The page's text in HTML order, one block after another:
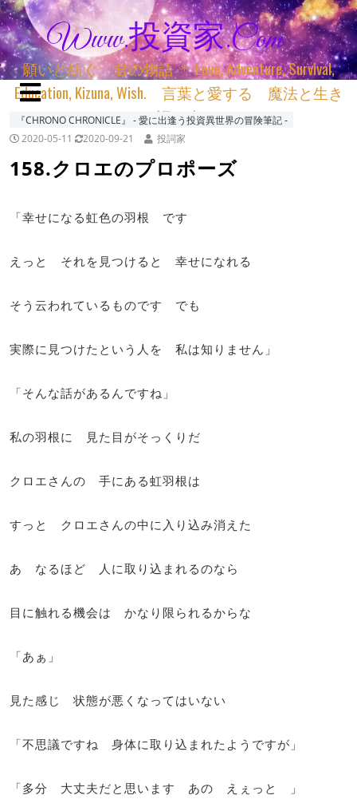
Www.投資家.com
願いと紡ぐ 君の物語 ＊ Love, Adventure, Survival,
Education, Kizuna, Wish. 言葉と愛する 魔法と生き
る 詞と生きる
『CHRONO CHRONICLE』 ‐ 愛に出逢う投資異世界の冒険筆記 ‐
2020-05-11
2020-09-21 投詞家
158.クロエのプロポーズ
「幸せになる虹色の羽根 です
えっと それを見つけると 幸せになれる
そう云われているものです でも
実際に見つけたという人を 私は知りません」
「そんな話があるんですね」
私の羽根に 見た目がそっくりだ
クロエさんの 手にある虹羽根は
すっと クロエさんの中に入り込み消えた
あ なるほど 人に取り込まれるのなら
目に触れる機会は かなり限られるからな
「あぁ」
見た感じ 状態が悪くなってはいない
「不思議ですね 身体に取り込まれたようですが」
「多分 大丈夫だと思います あの えぇっと 」